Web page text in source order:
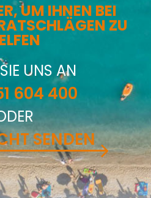
UM IHNEN BEI
ZU
UNS AN
604 400
SENDEN